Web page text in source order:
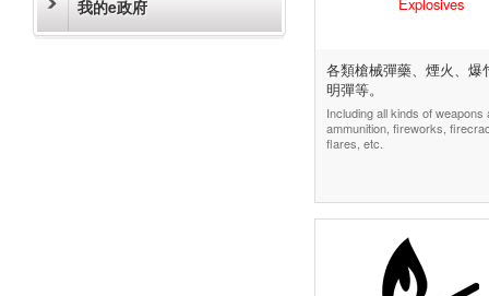
我的e政府
各類槍械彈藥、煙火、爆
明彈等。
Including all kinds of weapons
ammunition, fireworks,
flares, etc.